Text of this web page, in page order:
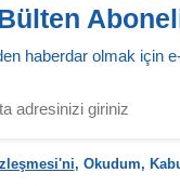
haberdar olmak için
, Okudum,